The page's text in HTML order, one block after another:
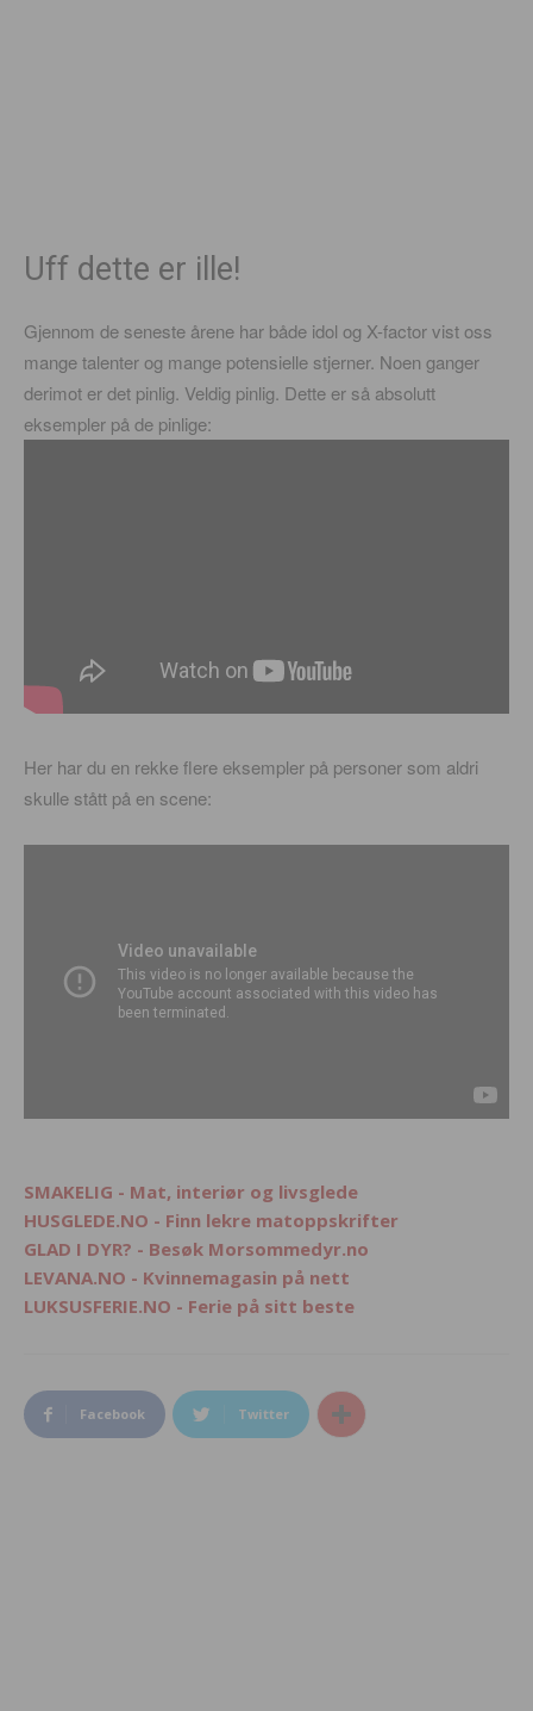
Uff dette er ille!
Gjennom de seneste årene har både idol og X-factor vist oss
mange talenter og mange potensielle stjerner. Noen ganger
derimot er det pinlig. Veldig pinlig. Dette er så absolutt
eksempler på de pinlige:
Her har du en rekke flere eksempler på personer som aldri
skulle stått på en scene:
SMAKELIG - Mat, interiør og livsglede
HUSGLEDE.NO - Finn lekre matoppskrifter
GLAD I DYR? - Besøk Morsommedyr.no
LEVANA.NO - Kvinnemagasin på nett
LUKSUSFERIE.NO - Ferie på sitt beste
Facebook Twitter